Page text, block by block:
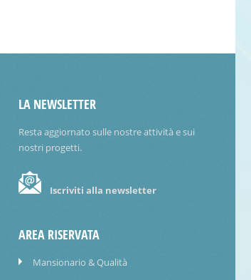
LA NEWSLETTER
Resta aggiornato sulle nostre attività e sui
nostri progetti.
Iscriviti alla newsletter
AREA RISERVATA
Mansionario & Qualità